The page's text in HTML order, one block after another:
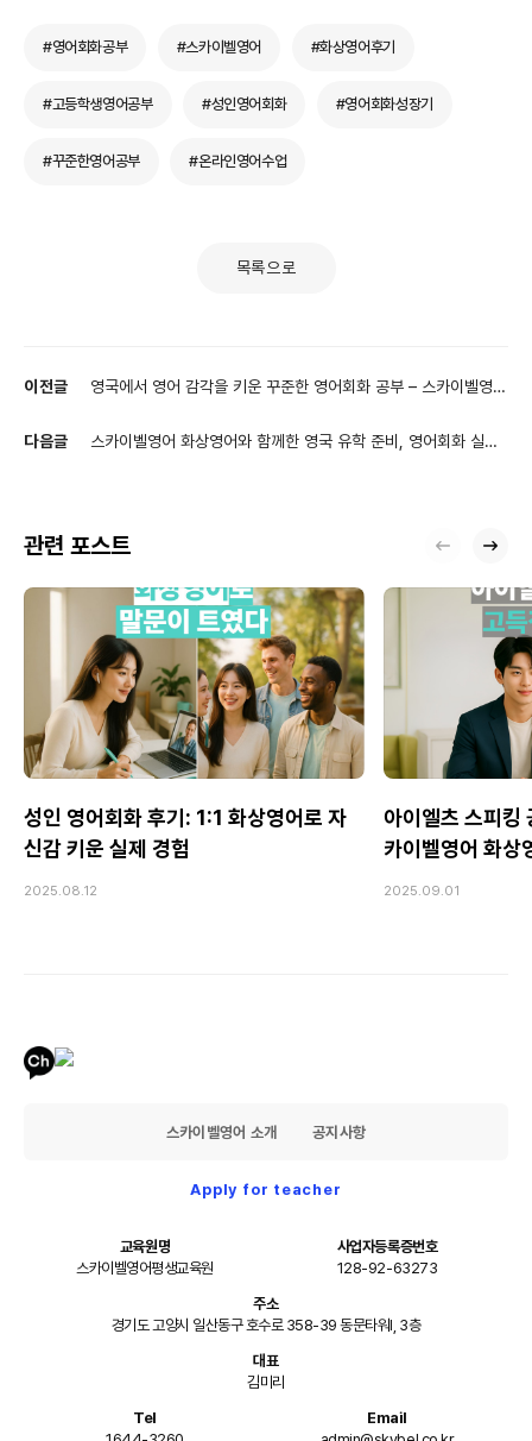
#영어회화공부 #스카이벨영어 #화상영어후기
#고등학생영어공부 #성인영어회화 #영어회화성장기
#꾸준한영어공부 #온라인영어수업
목록으로
이전글
영국에서 영어 감각을 키운 꾸준한 영어회화 공부 – 스카이벨영어
다음글
스카이벨영어 화상영어와 함께한 영국 유학 준비, 영어회화 실력
관련 포스트
성인 영어회화 후기: 1:1 화상영어로 자
신감 키운 실제 경험
2025.08.12
아이엘츠 스피킹
카이벨영어 화상
2025.09.01
스카이벨영어 소개 공지사항
Apply for teacher
교육원명
스카이벨영어평생교육원
사업자등록증번호
128-92-63273
주소
경기도 고양시 일산동구 호수로 358-39 동문타워I, 3층
대표
김미리
Tel
Email